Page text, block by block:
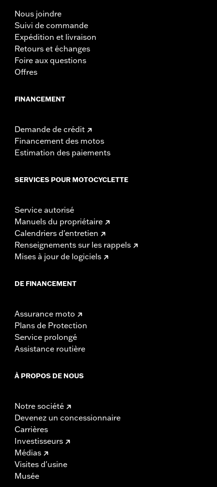
Nous joindre
Suivi de commande
Expédition et livraison
Retours et échanges
Foire aux questions
Offres
FINANCEMENT
Demande de crédit
Financement des motos
Estimation des paiements
SERVICES POUR MOTOCYCLETTE
Service autorisé
Manuels du propriétaire
Calendriers d'entretien
Renseignements sur les rappels
Mises à jour de logiciels
DE FINANCEMENT
Assurance moto
Plans de Protection
Service prolongé
Assistance routière
À PROPOS DE NOUS
Notre société
Devenez un concessionnaire
Carrières
Investisseurs
Médias
Visites d'usine
Musée